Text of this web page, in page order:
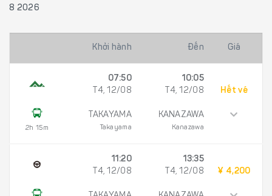
8 2026
Khởi hành Đến Giá
2h 15m
07:50
T4, 12/08
TAKAYAMA
Takayama
10:05
T4, 12/08
KANAZAWA
Kanazawa
Hết vé
11:20
T4, 12/08
13:35
T4, 12/08
¥ 4,200